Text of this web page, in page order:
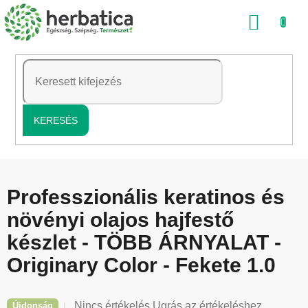
Ugrás
a
tartalomhoz
KERESÉS
Professzionális keratinos és
növényi olajos hajfestő
készlet - TÖBB ÁRNYALAT -
Originary Color - Fekete 1.0
Újdonság
A
Nincs értékelés Ugrás az értékeléshez